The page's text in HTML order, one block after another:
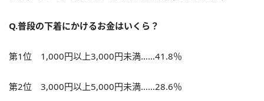
Q.普段の下着にかけるお金はいくら？
第1位 1,000円以上3,000円未満……41.8％
第2位 3,000円以上5,000円未満……28.6％